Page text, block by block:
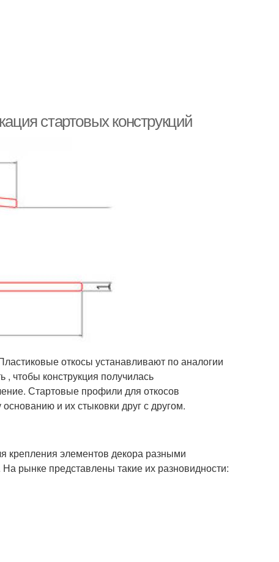
стартовых конструкций
откосы устанавливают по аналогии
чтобы конструкция получилась
Стартовые профили для откосов
и их стыковки друг с другом.
крепления элементов декора разными
рынке представлены такие их разновидности: